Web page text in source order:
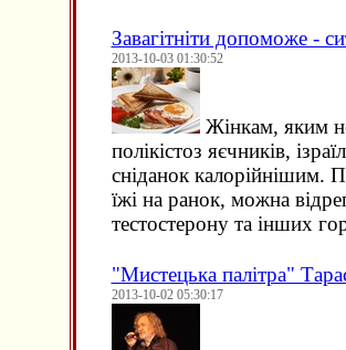
Завагітніти допоможе -
2013-10-03 01:30:52
Жінкам, яким не
полікістоз яєчників,
сніданок калорійнішим.
їжі на ранок, можна
тестостерону та інших
"Мистецька палітра"
2013-10-02 05:30:17